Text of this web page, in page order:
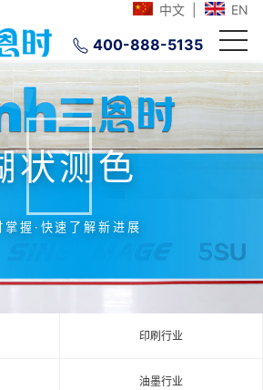
中文 EN
400-888-5135
状测色
掌握·快速了解新进展
印刷行业
油墨行业